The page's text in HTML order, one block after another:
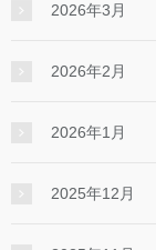
2026年3月
2026年2月
2026年1月
2025年12月